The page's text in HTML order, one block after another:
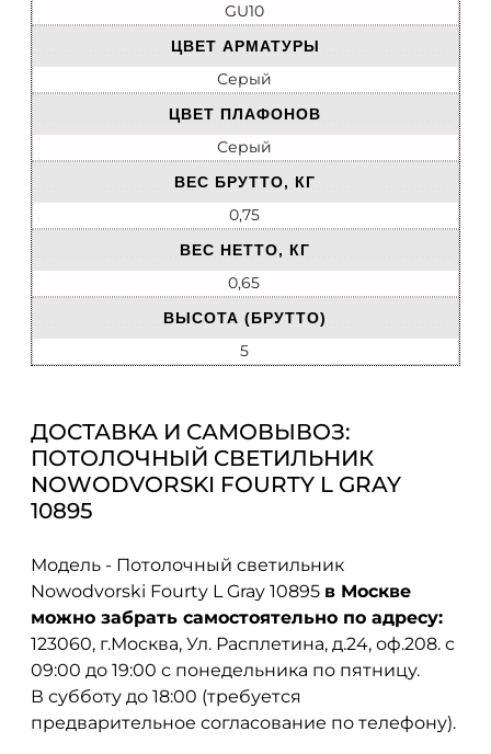
GU10
ЦВЕТ АРМАТУРЫ
Серый
ЦВЕТ ПЛАФОНОВ
Серый
ВЕС БРУТТО, КГ
0,75
ВЕС НЕТТО, КГ
0,65
ВЫСОТА (БРУТТО)
5
ДОСТАВКА И САМОВЫВОЗ:
ПОТОЛОЧНЫЙ CВЕТИЛЬНИК
NOWODVORSKI FOURTY L GRAY
10895
Модель - Потолочный cветильник
Nowodvorski Fourty L Gray 10895 в Москве
можно забрать самостоятельно по адресу:
123060, г.Москва, Ул. Расплетина, д.24, оф.208. с
09:00 до 19:00 с понедельника по пятницу.
В субботу до 18:00 (требуется
предварительное согласование по телефону).